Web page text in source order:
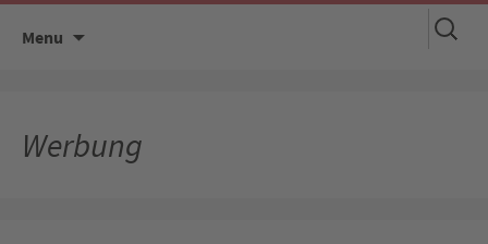
Menu
Suchen
nach:
Werbung